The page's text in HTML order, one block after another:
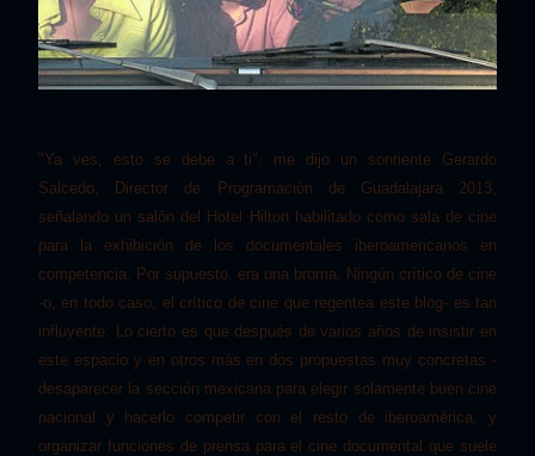
"Ya ves, esto se debeati", me dijo un sonriente Gerardo
Salcedo, Director de Programación de Guadalajara 2013,
señalando un salón del Hotel Hilton habilitado como sala de cine
para la exhibición de los documentales iberoamericanos en
competencia. Por supuesto, era una broma. Ningún crítico de cine
-o, en todo caso, el crítico de cine que regentea este blog- es tan
influyente. Lo cierto es que después de varios años de insistir en
este espacio y en otros más en dos propuestas muy concretas -
desaparecer la sección mexicana para elegir solamente buen cine
nacional y hacerlo competir con el resto de iberoamérica; y
organizar funciones de prensa para el cine documental que suele